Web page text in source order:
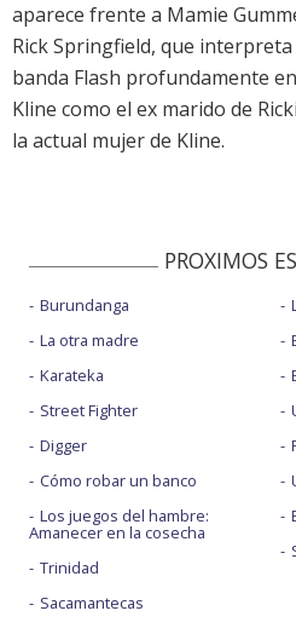
aparece frente a Mamie
Rick Springfield, que
banda Flash profundamente
Kline como el ex marido de
la actual mujer de Kline.
PROXIMOS
Burundanga
La otra madre
Karateka
Street Fighter
Digger
Cómo robar un banco
Los juegos del hambre:
Amanecer en la cosecha
Trinidad
Sacamantecas